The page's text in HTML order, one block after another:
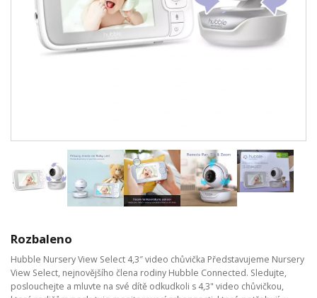
Rozbaleno
Hubble Nursery View Select 4,3″ video chůvička Představujeme Nursery
View Select, nejnovějšího člena rodiny Hubble Connected. Sledujte,
poslouchejte a mluvte na své dítě odkudkoli s 4,3" video chůvičkou,